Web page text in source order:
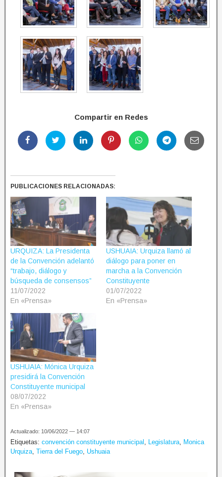
Compartir en Redes
PUBLICACIONES RELACIONADAS:
URQUIZA: La Presidenta
de la Convención adelantó
“trabajo, diálogo y
búsqueda de consensos”
11/07/2022
En «Prensa»
USHUAIA: Urquiza llamó al
diálogo para poner en
marcha a la Convención
Constituyente
01/07/2022
En «Prensa»
USHUAIA: Mónica Urquiza
presidirá la Convención
Constituyente municipal
08/07/2022
En «Prensa»
Actualizado: 10/06/2022 — 14:07
Etiquetas: convención constituyente municipal , Legislatura, Monica
Urquiza, Tierra del Fuego, Ushuaia